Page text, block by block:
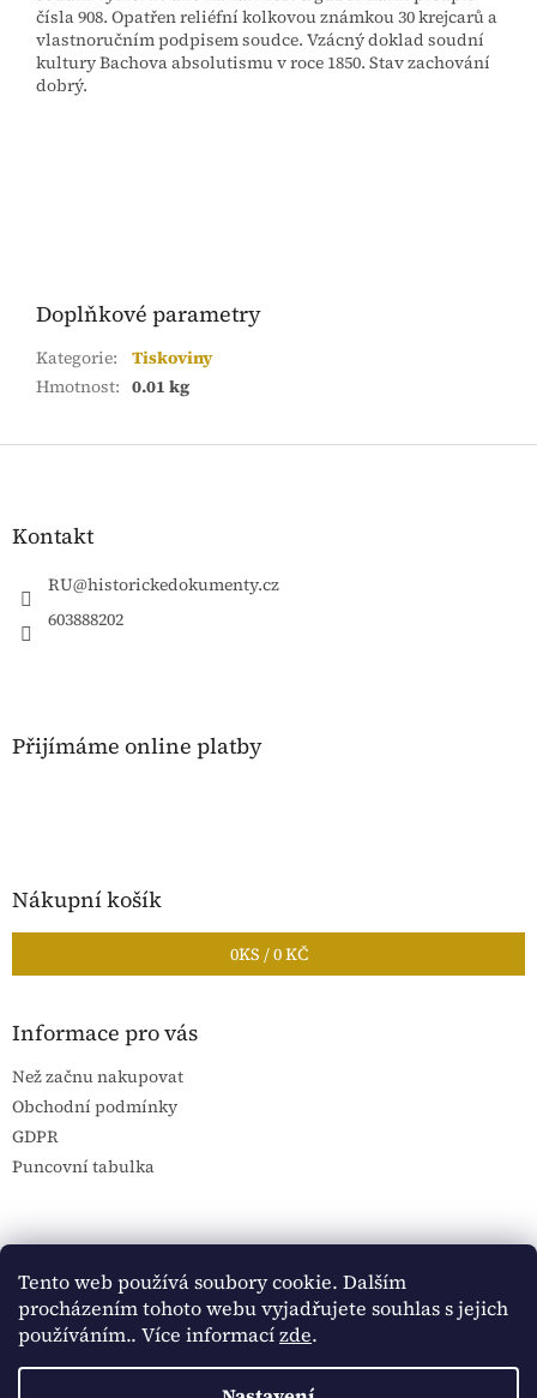
Tento web používá soubory cookie. Dalším
procházením tohoto webu vyjadřujete souhlas s jejich
používáním.. Více informacízde.
čísla 908. Opatřen reliéfní kolkovou známkou 30 krejcarů a
vlastnoručním podpisem soudce. Vzácný doklad soudní
kultury Bachova absolutismu v roce 1850. Stav zachování
dobrý.
Doplňkové parametry
Kategorie:
Tiskoviny
Hmotnost: 0.01 kg
Z
Kontakt
RU@historickedokumenty.cz
603888202
Přijímáme online platby
Nákupní košík
0KS /0 KČ
Informace pro vás
Než začnu nakupovat
Obchodní podmínky
GDPR
Puncovní tabulka